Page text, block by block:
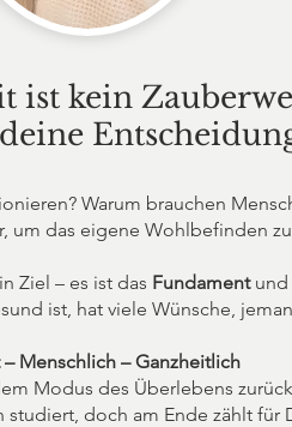
ist kein
Warum brauchen
das eigene Wohlbefinden
Ziel – es ist das Fundament
ist, hat viele Wünsche,
Menschlich – Ganzheitlich
Modus des Überlebens
doch am Ende zählt für